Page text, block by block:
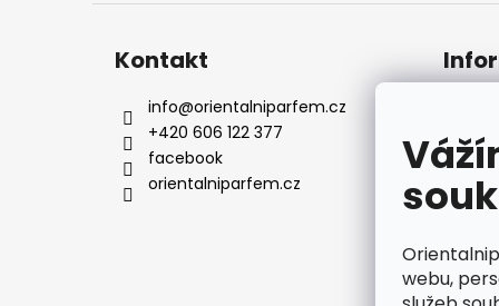
webu,
Kontakt
info@orientalniparfem.cz
+420 606 122 377
facebook
orientalniparfem.cz